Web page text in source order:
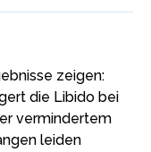
zeigen:
die Libido bei
vermindertem
leiden